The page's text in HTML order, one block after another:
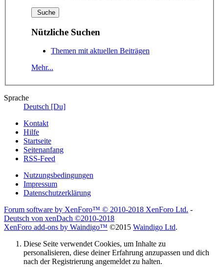
Nützliche Suchen
Themen mit aktuellen Beiträgen
Mehr...
Sprache
Deutsch [Du]
Kontakt
Hilfe
Startseite
Seitenanfang
RSS-Feed
Nutzungsbedingungen
Impressum
Datenschutzerklärung
Forum software by XenForo™ © 2010-2018 XenForo Ltd. -
Deutsch von xenDach ©2010-2018
XenForo add-ons by Waindigo™ ©2015 Waindigo Ltd.
Diese Seite verwendet Cookies, um Inhalte zu
personalisieren, diese deiner Erfahrung anzupassen und dich
nach der Registrierung angemeldet zu halten.